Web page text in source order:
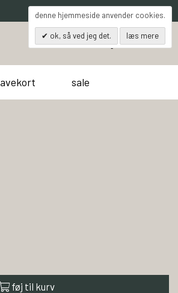
søg kurv 0
sale
føj til kurv
denne hjemmeside anvender cookies.
ok, så ved jeg det. læs mere